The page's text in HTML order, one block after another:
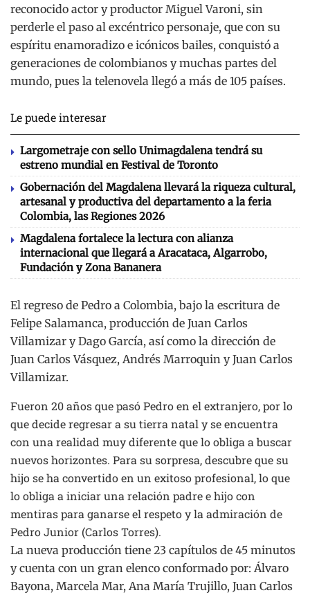
reconocido actor y productor Miguel Varoni, sin
perderle el paso al excéntrico personaje, que con su
espíritu enamoradizo e icónicos bailes, conquistó a
generaciones de colombianos y muchas partes del
mundo, pues la telenovela llegó a más de 105 países.
Le puede interesar
Largometraje con sello Unimagdalena tendrá su
estreno mundial en Festival de Toronto
Gobernación del Magdalena llevará la riqueza cultural,
artesanal y productiva del departamento a la feria
Colombia, las Regiones 2026
Magdalena fortalece la lectura con alianza
internacional que llegará a Aracataca, Algarrobo,
Fundación y Zona Bananera
El regreso de Pedro a Colombia, bajo la escritura de
Felipe Salamanca, producción de Juan Carlos
Villamizar y Dago García, así como la dirección de
Juan Carlos Vásquez, Andrés Marroquin y Juan Carlos
Villamizar.
Fueron 20 años que pasó Pedro en el extranjero, por lo
que decide regresar a su tierra natal y se encuentra
con una realidad muy diferente que lo obliga a buscar
nuevos horizontes. Para su sorpresa, descubre que su
hijo se ha convertido en un exitoso profesional, lo que
lo obliga a iniciar una relación padre e hijo con
mentiras para ganarse el respeto y la admiración de
Pedro Junior (Carlos Torres).
La nueva producción tiene 23 capítulos de 45 minutos
y cuenta con un gran elenco conformado por: Álvaro
Bayona, Marcela Mar, Ana María Trujillo, Juan Carlos